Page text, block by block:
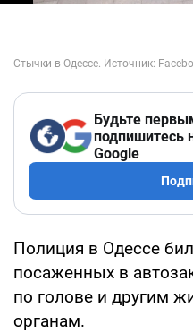
Будьте
подпишитесь
Google
Полиция в Одессе
посаженных в
по голове и другим
органам.